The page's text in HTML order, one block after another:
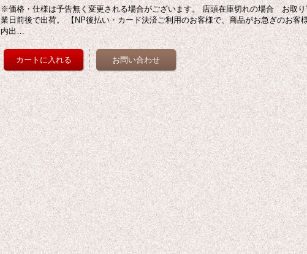
※価格・仕様は予告無く変更される場合がございます。 店頭在庫切れの場合 お取
業日前後で出荷。 【NP後払い・カード決済ご利用のお客様で、商品がお急ぎのお客
内出…